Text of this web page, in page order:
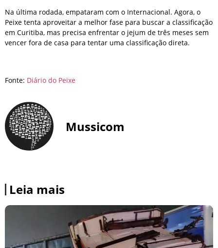
Na última rodada, empataram com o Internacional. Agora, o
Peixe tenta aproveitar a melhor fase para buscar a classificação
em Curitiba, mas precisa enfrentar o jejum de três meses sem
vencer fora de casa para tentar uma classificação direta.
Fonte: Diário do Peixe
Mussicom
Leia mais